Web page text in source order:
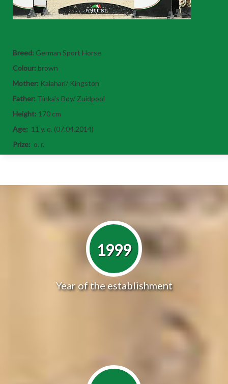
Breed: German Sport Horse
Colour: brown
Mother: Kalahari/ Kingston
Father: Tinka's Boy/ Zuidpool
Height: 170 cm
Age: 11 y. o. (07.04.2014)
Prize: o. r.
1999
Year of the establishment